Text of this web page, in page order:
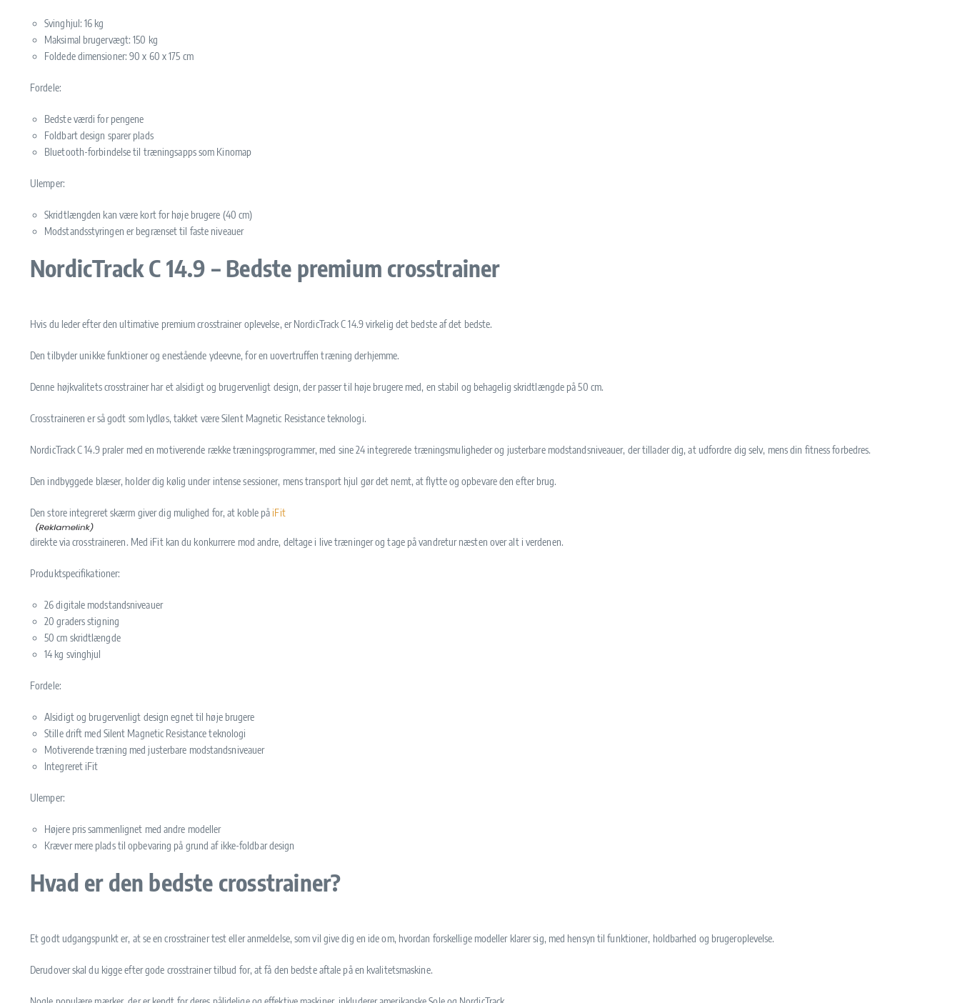
Svinghjul: 16 kg
Maksimal brugervægt: 150 kg
Foldede dimensioner: 90 x 60 x 175 cm
Fordele:
Bedste værdi for pengene
Foldbart design sparer plads
Bluetooth-forbindelse til træningsapps som Kinomap
Ulemper:
Skridtlængden kan være kort for høje brugere (40 cm)
Modstandsstyringen er begrænset til faste niveauer
NordicTrack C 14.9 – Bedste premium crosstrainer
Hvis du leder efter den ultimative premium crosstrainer oplevelse, er NordicTrack C 14.9 virkelig det bedste af det bedste.
Den tilbyder unikke funktioner og enestående ydeevne, for en uovertruffen træning derhjemme.
Denne højkvalitets crosstrainer har et alsidigt og brugervenligt design, der passer til høje brugere med, en stabil og behagelig skridtlængde på 50 cm.
Crosstraineren er så godt som lydløs, takket være Silent Magnetic Resistance teknologi.
NordicTrack C 14.9 praler med en motiverende række træningsprogrammer, med sine 24 integrerede træningsmuligheder og justerbare modstandsniveauer, der tillader dig, at udfordre dig selv, mens din fitness forbedres.
Den indbyggede blæser, holder dig kølig under intense sessioner, mens transport hjul gør det nemt, at flytte og opbevare den efter brug.
Den store integreret skærm giver dig mulighed for, at koble påiFit
direkte via crosstraineren. Med iFit kan du konkurrere mod andre, deltage i live træninger og tage på vandretur næsten over alt i verdenen.
Produktspecifikationer:
26 digitale modstandsniveauer
20 graders stigning
50 cm skridtlængde
14 kg svinghjul
Fordele:
Alsidigt og brugervenligt design egnet til høje brugere
Stille drift med Silent Magnetic Resistance teknologi
Motiverende træning med justerbare modstandsniveauer
Integreret iFit
Ulemper:
Højere pris sammenlignet med andre modeller
Kræver mere plads til opbevaring på grund af ikke-foldbar design
Hvad er den bedste crosstrainer?
Et godt udgangspunkt er, at se en crosstrainer test eller anmeldelse, som vil give dig en ide om, hvordan forskellige modeller klarer sig, med hensyn til funktioner, holdbarhed og brugeroplevelse.
Derudover skal du kigge efter gode crosstrainer tilbud for, at få den bedste aftale på en kvalitetsmaskine.